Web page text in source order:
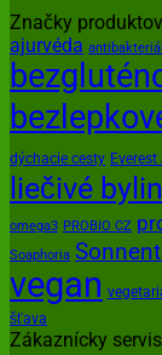
Značky produktov
ajurvéda
dýchacie cesty
liečivé
omega3 PROBIO CZ
Soaphoria
vegan
šťava
Zákaznícky servis